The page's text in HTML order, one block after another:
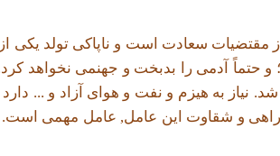
مقتضيات سعادت است و ناپاکی تولد يکی
و حتماً آدمی را بدبخت و جهنمی نخواهد
شد. نياز به هيزم و نفت و هوای آزاد و ...
و شقاوت اين عامل, عامل مهمی است.